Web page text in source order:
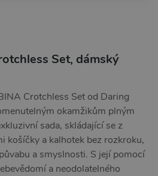
Set, dámský
Crotchless Set od Daring
okamžikům plným
sada, skládající se z
košíčky a kalhotek bez rozkroku,
a smyslnosti. S její pomocí
a neodolatelného